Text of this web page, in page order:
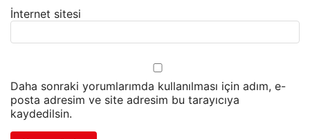
İnternet sitesi
Daha sonraki yorumlarımda kullanılması için adım, e-
posta adresim ve site adresim bu tarayıcıya
kaydedilsin.